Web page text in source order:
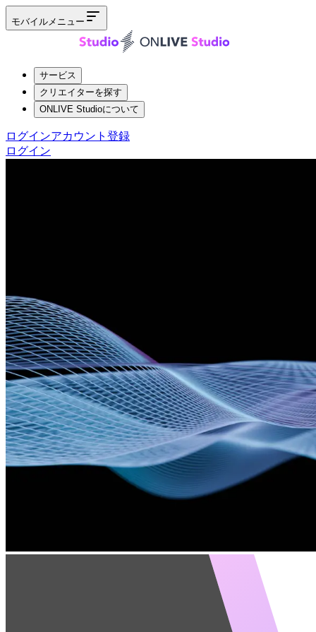
モバイルメニュー
サービス
クリエイターを探す
ONLIVE Studioについて
ログインアカウント登録
ログイン